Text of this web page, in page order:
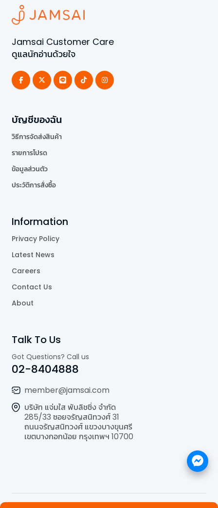
Jamsai Customer Care
ดูแลนักอ่านด้วยใจ
บัญชีของฉัน
วิธีการจัดส่งสินค้า
รายการโปรด
ข้อมูลส่วนตัว
ประวัติการสั่งซื้อ
Information
Privacy Policy
Latest News
Careers
Contact Us
About
Talk To Us
Got Questions? Call us
02-8404888
member@jamsai.com
บริษัท แจ่มใส พับลิชชิ่ง จำกัด
285/33 ซอยจรัญสนิทวงศ์ 31
ถนนจรัญสนิทวงศ์ แขวงบางขุนศรี
เขตบางกอกน้อย กรุงเทพฯ 10700